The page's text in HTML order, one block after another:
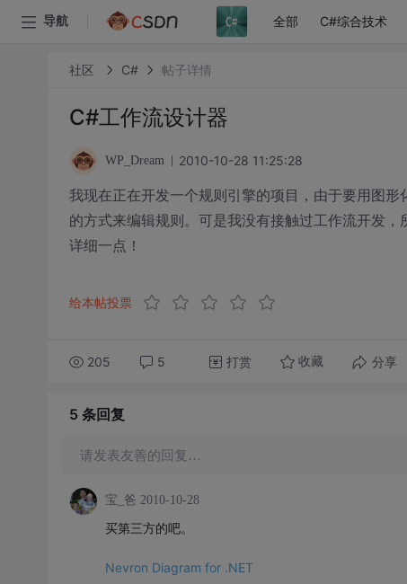
导航 全部 C#综合技术
社区 C# 帖子详情
C#工作流设计器
WP_Dream 2010-10-28 11:25:28
我现在正在开发一个规则引擎的项目，由于要用图
的方式来编辑规则。可是我没有接触过工作流开发
详细一点！
给本帖投票
205 5 打赏 收藏 分享
5 条回复
请发表友善的回复…
宝_爸 2010-10-28
买第三方的吧。
Nevron Diagram for .NET